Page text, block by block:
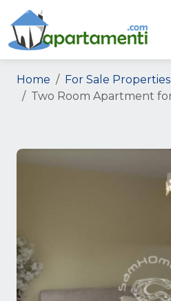
Home For Sale Properties
Two Room Apartment